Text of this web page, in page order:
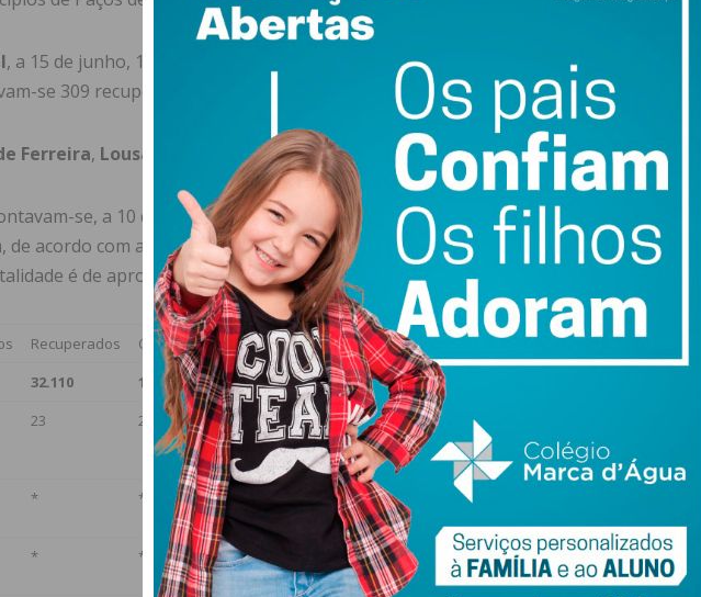
, a 15 de junho, 167 infetados já tinham recuperado. Já
se 309 recuperados.
Ferreira, Lousada e Felgueirastinham, a 15 de junho,808 recuperados.
se, a 10 de julho, 27 casos de Covid-19 desde o início da pandemia.
de acordo com a autarquia. A taxa de recuperação no concelho é de 85%,
é de aproximadamente 7%. Estavam ativos dois casos.
Recuperados Óbitos Suspeitos
Fonte
32.110 1.676 411.293
Relatório da situação da DGS de 15 de julho de 2020
23 2 *
Casos confirmados,
recuperados e óbitos com base em dados da
autarquia (10/07)
* * *
Casos confirmados com base no relatório da situação
da DGS de 14 de julho
* * *
Casos confirmados com base no relatório da situação
da DGS de 14 de julho